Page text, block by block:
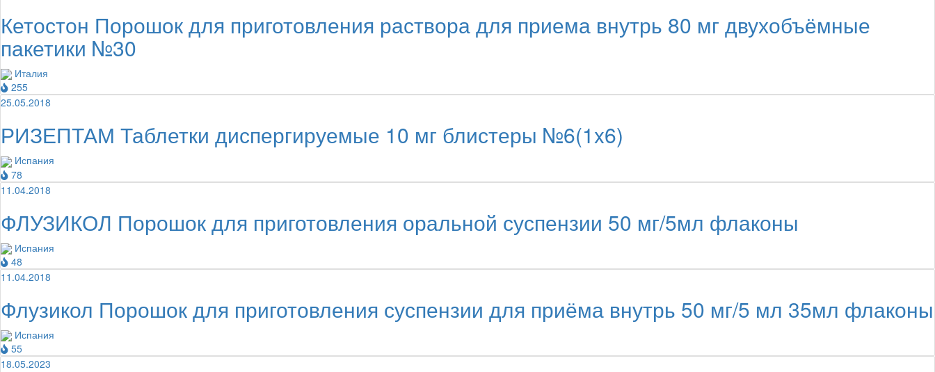
Кетостон Порошок для приготовления раствора для приема внутрь 80 мг двухобъёмные
пакетики №30
Италия
255
25.05.2018
РИЗЕПТАМ Таблетки диспергируемые 10 мг блистеры №6(1x6)
Испания
78
11.04.2018
ФЛУЗИКОЛ Порошок для приготовления оральной суспензии 50 мг/5мл флаконы
Испания
48
11.04.2018
Флузикол Порошок для приготовления суспензии для приёма внутрь 50 мг/5 мл 35мл флаконы
Испания
55
18.05.2023